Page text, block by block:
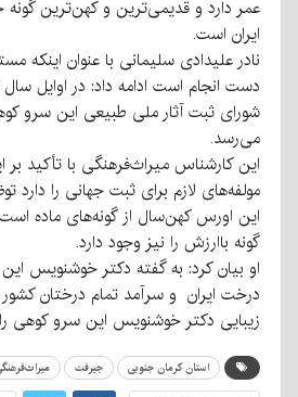
عمر دارد و قدیمی‌ترین و کهن‌ترین
ایران است.
نادر علیدادی سلیمانی با عنوان اینکه
شورای ثبت آثار ملی طبیعی این سرو
می‌رسد.
این کارشناس میراث‌فرهنگی با تأکید بر
مولفه‌های لازم برای ثبت جهانی را دارد
این اورس کهن‌سال از گونه‌های ماده
گونه باارزش را نیز وجود دارد.
او بیان کرد: به گفته دکتر خوشنویس
درخت ایران و سرآمد تمام درختان
زیبایی دکتر خوشنویس این سرو کوهی را
استان کرمان جنوبی جیرفت